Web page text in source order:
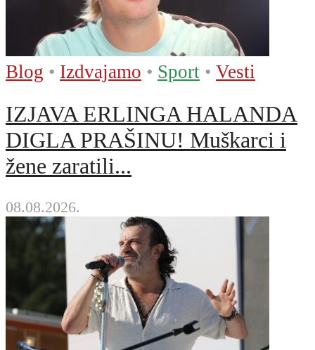
Blog • Izdvajamo • Sport • Vesti
IZJAVA ERLINGA HALANDA
DIGLA PRAŠINU! Muškarci i
žene zaratili...
08.08.2026.